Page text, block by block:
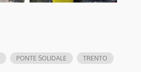
PONTE SOLIDALE TRENTO